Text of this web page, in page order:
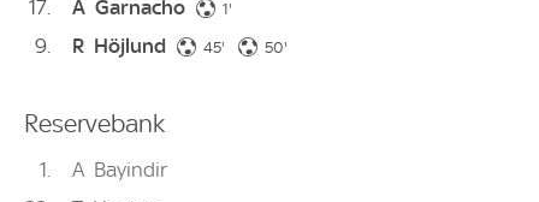
17 A Garnacho 1'
9 R Höjlund 45' 45. minute
50'
Reservebank
1 A Bayindir